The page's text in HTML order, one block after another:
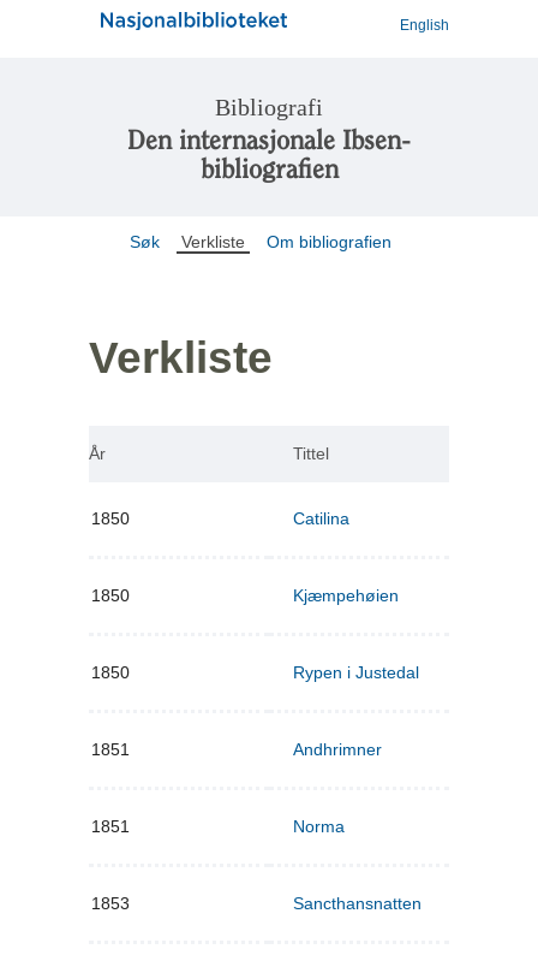
English
Bibliografi
Den internasjonale Ibsen-
bibliografien
Søk Verkliste Om bibliografien
Verkliste
År Tittel
1850 Catilina
1850 Kjæmpehøien
1850 Rypen i Justedal
1851 Andhrimner
1851 Norma
1853 Sancthansnatten